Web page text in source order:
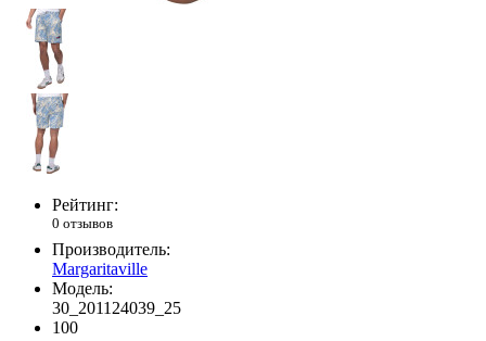
Рейтинг:
0 отзывов
Производитель:
Margaritaville
Модель:
30_201124039_25
100